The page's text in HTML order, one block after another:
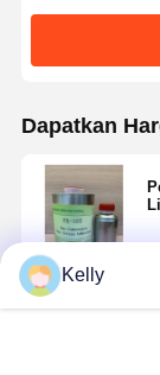
Dapatkan
Kelly